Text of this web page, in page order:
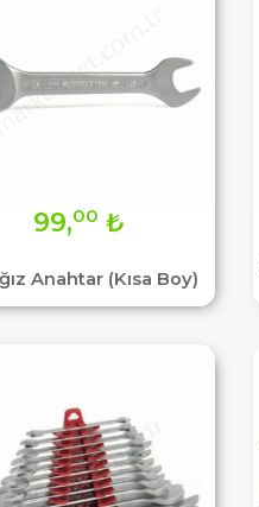
Anahtar (Kısa Boy)
99,00 ₺